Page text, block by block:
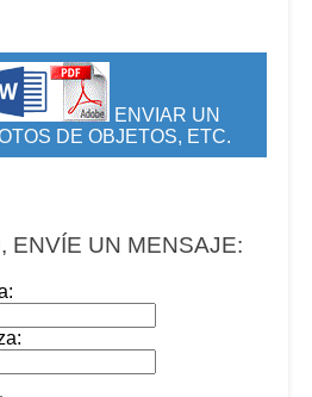
ENVIAR UN
DE OBJETOS, ETC.
ENVÍE UN MENSAJE: